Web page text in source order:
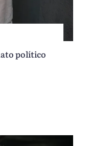
político